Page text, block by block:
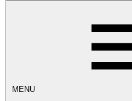
MENU